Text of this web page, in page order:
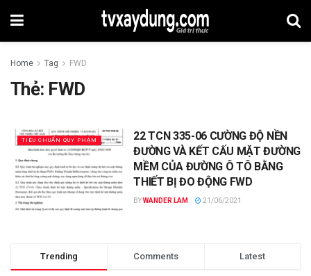
Home Tag FWD
Thẻ: FWD
TIÊU CHUẨN QUY PHẠM
22 TCN 335-06 CƯỜNG ĐỘ NỀN
ĐƯỜNG VÀ KẾT CẤU MẶT ĐƯỜNG
MỀM CỦA ĐƯỜNG Ô TÔ BẰNG
THIẾT BỊ ĐO ĐỘNG FWD
BYWANDER LAM 21/06/2021
Trending Comments Latest